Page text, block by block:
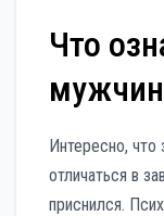
Что
Интересно, что
отличаться в
приснился.